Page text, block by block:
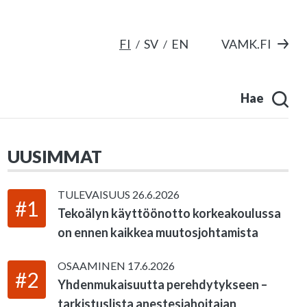
FI SV EN VAMK.FI
Hae
UUSIMMAT
#1
TULEVAISUUS 26.6.2026
Tekoälyn käyttöönotto korkeakoulussa
on ennen kaikkea muutosjohtamista
#2
OSAAMINEN 17.6.2026
Yhdenmukaisuutta perehdytykseen –
tarkistuslista anestesiahoitajan